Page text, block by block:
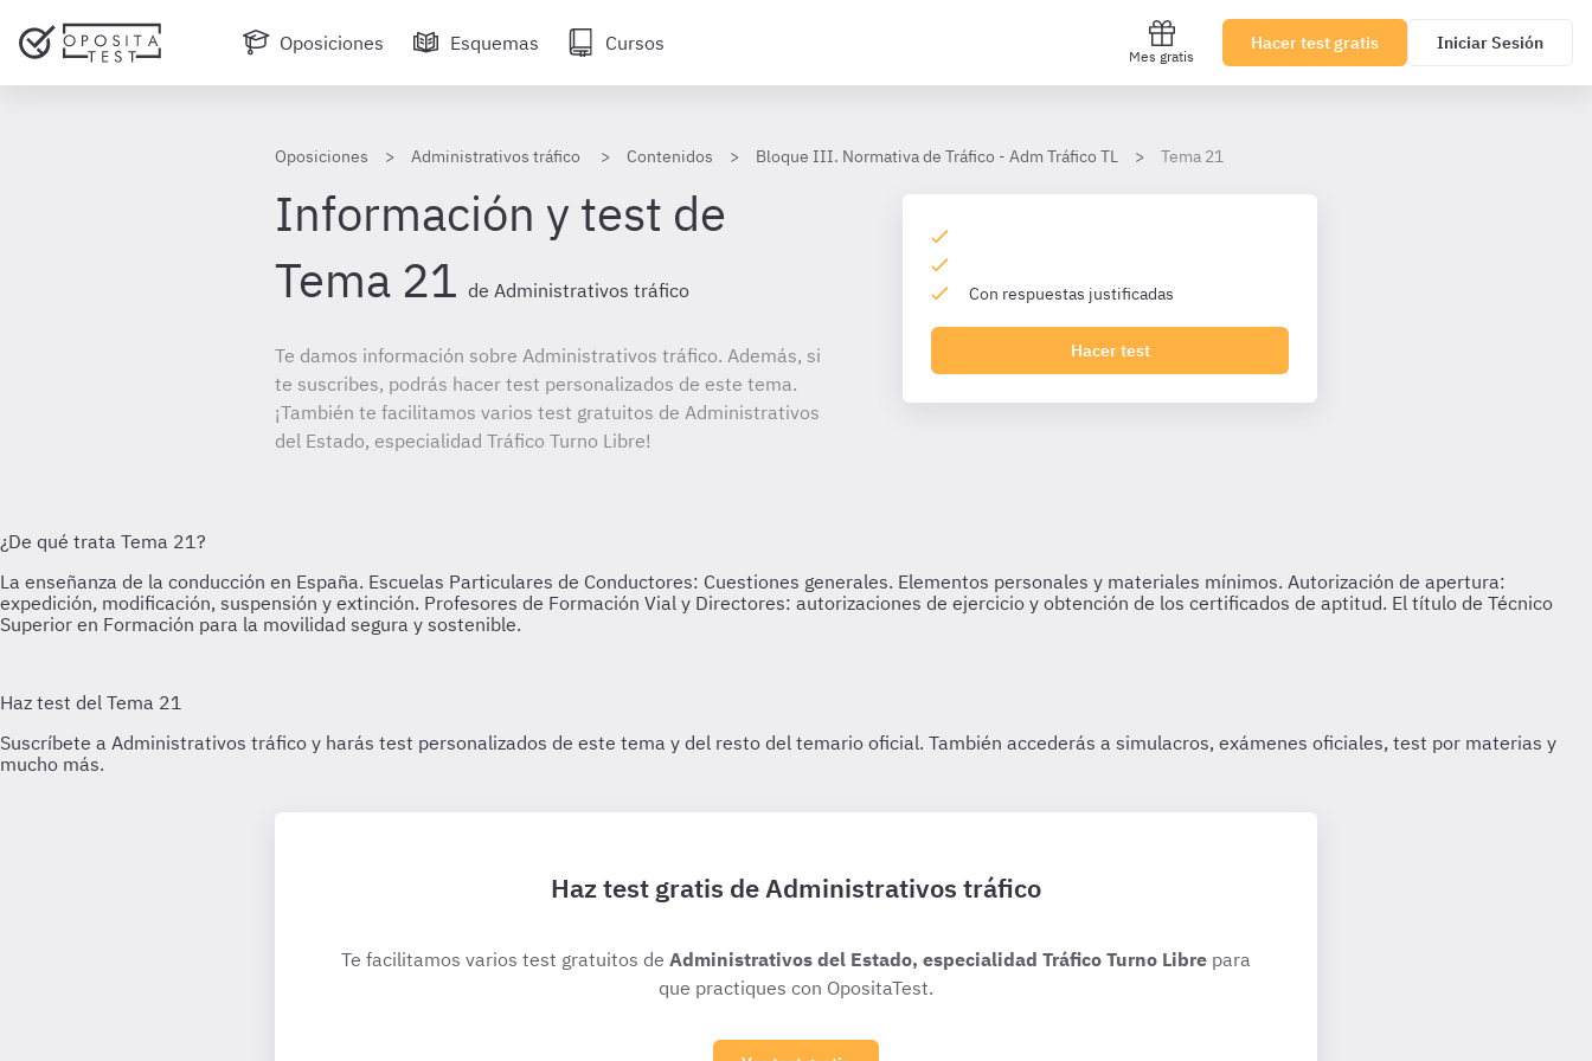
Oposiciones Esquemas Cursos
Mes gratis
Hacer test gratis Iniciar Sesión
Oposiciones Administrativos tráfico Contenidos Bloque III. Normativa de Tráfico - Adm Tráfico TL Tema 21
Información y test de
Tema 21 de Administrativos tráfico
Te damos información sobre Administrativos tráfico. Además, si
te suscribes, podrás hacer test personalizados de este tema.
¡También te facilitamos varios test gratuitos de Administrativos
del Estado, especialidad Tráfico Turno Libre!
Con respuestas justificadas
Hacer test
Haz test gratis de Administrativos tráfico
Te facilitamos varios test gratuitos de Administrativos del Estado, especialidad Tráfico Turno Libre para
que practiques con OpositaTest.